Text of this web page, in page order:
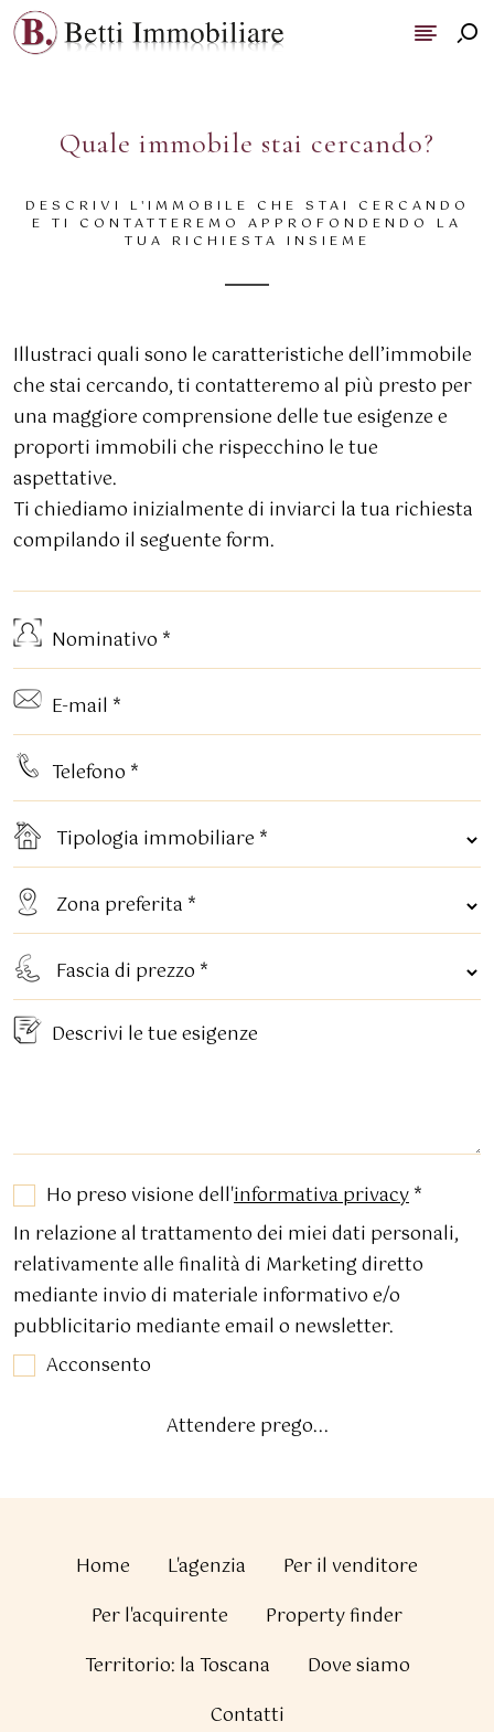
Quale immobile stai cercando?
DESCRIVI L'IMMOBILE CHE STAI CERCANDO
E TI CONTATTEREMO APPROFONDENDO LA
TUA RICHIESTA INSIEME
Illustraci quali sono le caratteristiche dell’immobile
che stai cercando, ti contatteremo al più presto per
una maggiore comprensione delle tue esigenze e
proporti immobili che rispecchino le tue
aspettative.
Ti chiediamo inizialmente di inviarci la tua richiesta
compilando il seguente form.
Ho preso visione dell'informativa privacy*
In relazione al trattamento dei miei dati personali,
relativamente alle finalità di Marketing diretto
mediante invio di materiale informativo e/o
pubblicitario mediante email o newsletter.
Acconsento
Attendere prego...
Home L'agenzia
Per il venditore
Per l'acquirente
Property finder
Territorio: la Toscana
Dove siamo
Contatti